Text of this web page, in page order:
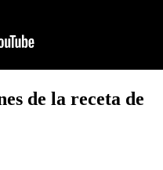
de la receta de